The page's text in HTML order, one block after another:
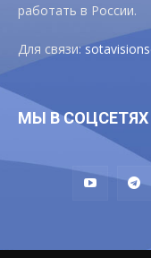
работать в России.
Для связи:
МЫ В СОЦСЕТЯХ